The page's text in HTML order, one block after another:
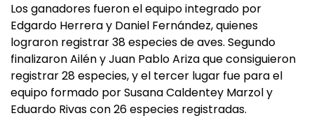
Los ganadores fueron el equipo integrado por
Edgardo Herrera y Daniel Fernández, quienes
lograron registrar 38 especies de aves. Segundo
finalizaron Ailén y Juan Pablo Ariza que consiguieron
registrar 28 especies, y el tercer lugar fue para el
equipo formado por Susana Caldentey Marzol y
Eduardo Rivas con 26 especies registradas.